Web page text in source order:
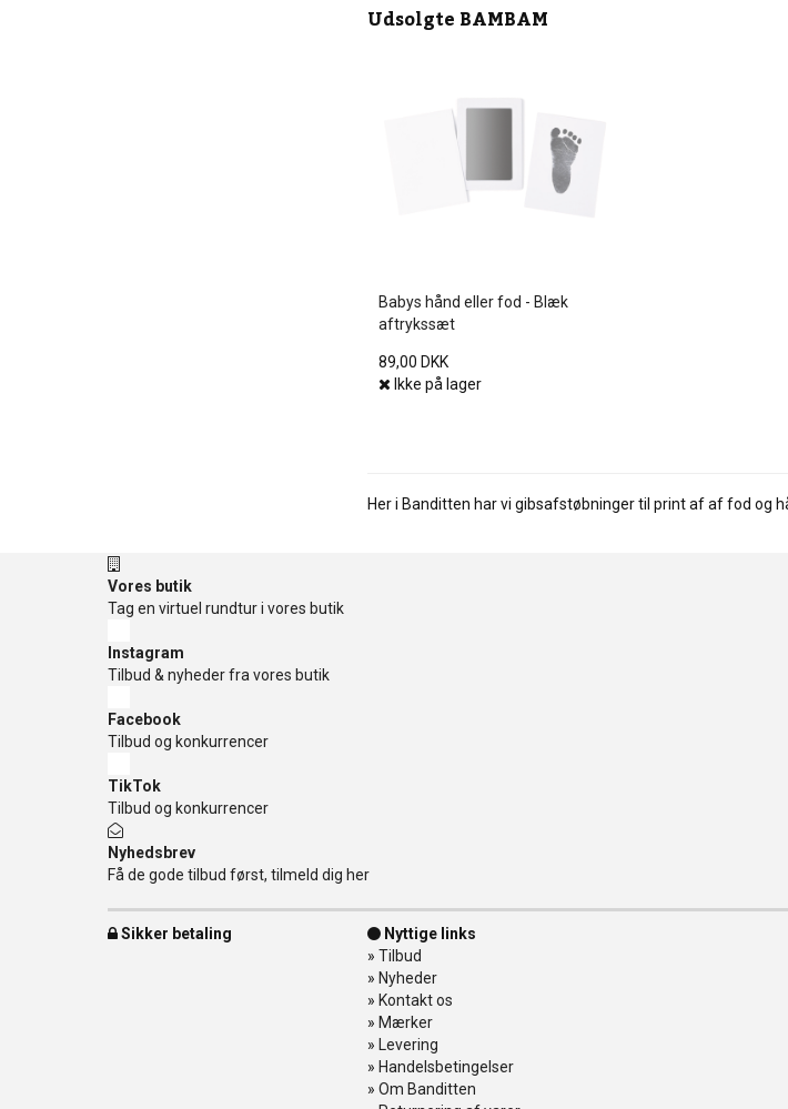
UdsolgteBAMBAM
Babys hånd eller fod - Blæk
aftrykssæt
89,00 DKK
Ikke på lager
Her i Banditten har vi gibsafstøbninger til print af af fod og
Vores butik
Tag en virtuel rundtur i vores butik
Instagram
Tilbud & nyheder fra vores butik
Facebook
Tilbud og konkurrencer
TikTok
Tilbud og konkurrencer
Nyhedsbrev
Få de gode tilbud først, tilmeld dig her
Sikker betaling
Nyttige links
» Tilbud
» Nyheder
» Kontakt os
» Mærker
» Levering
» Handelsbetingelser
» Om Banditten